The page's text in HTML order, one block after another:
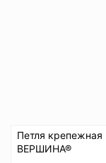
Петля крепежная
ВЕРШИНА®